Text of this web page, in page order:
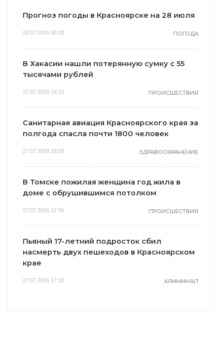
Прогноз погоды в Красноярске на 28 июля
28.07.2026 06:00 ПОГОДА
В Хакасии нашли потерянную сумку с 55
тысячами рублей
27.07.2026 18:10 ПРОИСШЕСТВИЯ
Санитарная авиация Красноярского края за
полгода спасла почти 1800 человек
27.07.2026 18:00 ЗДРАВООХРАНЕНИЕ
В Томске пожилая женщина год жила в
доме с обрушившимся потолком
27.07.2026 17:50 ПРОИСШЕСТВИЯ
Пьяный 17-летний подросток сбил
насмерть двух пешеходов в Красноярском
крае
27.07.2026 17:30 КРИМИНАЛ